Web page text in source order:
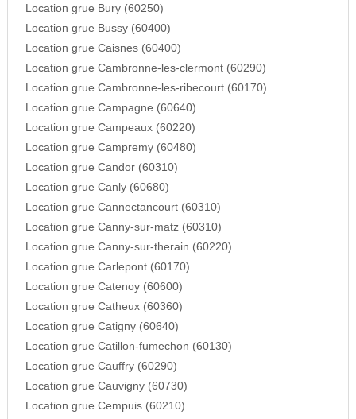
Location grue Bury (60250)
Location grue Bussy (60400)
Location grue Caisnes (60400)
Location grue Cambronne-les-clermont (60290)
Location grue Cambronne-les-ribecourt (60170)
Location grue Campagne (60640)
Location grue Campeaux (60220)
Location grue Campremy (60480)
Location grue Candor (60310)
Location grue Canly (60680)
Location grue Cannectancourt (60310)
Location grue Canny-sur-matz (60310)
Location grue Canny-sur-therain (60220)
Location grue Carlepont (60170)
Location grue Catenoy (60600)
Location grue Catheux (60360)
Location grue Catigny (60640)
Location grue Catillon-fumechon (60130)
Location grue Cauffry (60290)
Location grue Cauvigny (60730)
Location grue Cempuis (60210)